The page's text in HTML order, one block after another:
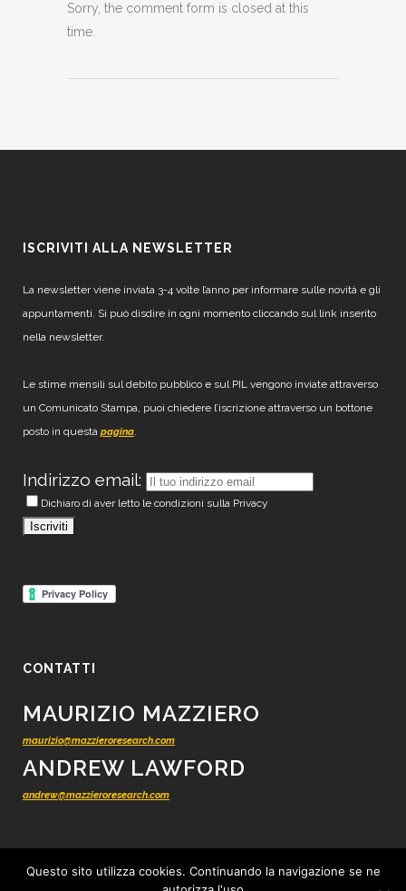
Sorry, the comment form is closed at this
time.
ISCRIVITI ALLA NEWSLETTER
La newsletter viene inviata 3-4 volte l’anno per informare sulle novità e gli
appuntamenti. Si può disdire in ogni momento cliccando sul link inserito
nella newsletter.
Le stime mensili sul debito pubblico e sul PIL vengono inviate attraverso
un Comunicato Stampa, puoi chiedere l’iscrizione attraverso un bottone
posto in questa pagina.
Indirizzo email:
Dichiaro di aver letto le condizioni sulla Privacy
CONTATTI
MAURIZIO MAZZIERO
maurizio@mazzieroresearch.com
ANDREW LAWFORD
andrew@mazzieroresearch.com
Questo sito utilizza cookies. Continuando la navigazione se ne